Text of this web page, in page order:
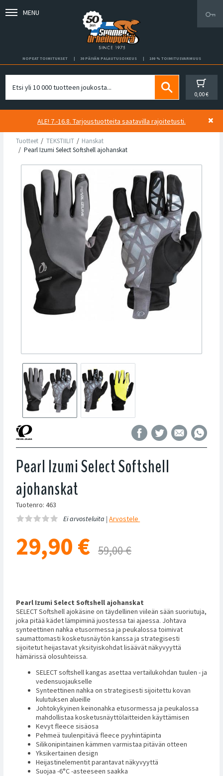
MENU
NOPEAT TOIMITUKSET 30 PÄIVÄN PALAUTUSOIKEUS 100 % TOIMITUSVARMUUS
0,00 €
ALE! 7.-16.8. Tarjoustuotteita saatavilla rajoitetusti.
Tuotteet TEKSTIILIT
Hanskat
Pearl Izumi Select Softshell ajohanskat
Pearl Izumi Select Softshell
ajohanskat
Tuotenro: 463
Ei arvosteluita |Arvostele
29,90 € 59,00 €
Pearl Izumi Select Softshell ajohanskat
SELECT Softshell ajokäsine on täydellinen viileän sään suoriutuja,
joka pitää kädet lämpiminä juostessa tai ajaessa. Johtava
synteettinen nahka etusormessa ja peukalossa toimivat
saumattomasti kosketusnäytön kanssa ja strategisesti
sijoitetut heijastavat yksityiskohdat lisäävät näkyvyyttä
hämärissä olosuhteissa.​
SELECT softshell kangas asettaa vertailukohdan tuulen - ja
vedensuojaukselle
Synteettinen nahka on strategisesti sijoitettu kovan
kulutuksen alueille
Johtokykyinen keinonahka etusormessa ja peukalossa
mahdollistaa kosketusnäyttölaitteiden käyttämisen
Kevyt fleece sisäosa
Pehmeä tuulenpitävä fleece pyyhintäpinta
Silikonipintainen kämmen varmistaa pitävän otteen
Yksikertainen design
Heijastinelementit parantavat näkyvyyttä
Suojaa -6°C -asteeseen saakka